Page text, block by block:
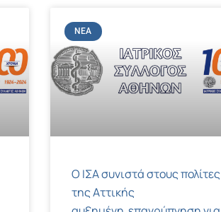
ΝΈΑ
Ο ΙΣΑ συνιστά στους πολίτες
της Αττικής